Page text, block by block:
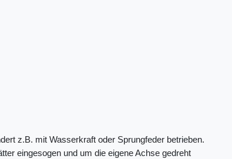
z.B. mit Wasserkraft oder Sprungfeder betrieben.
eingesogen und um die eigene Achse gedreht